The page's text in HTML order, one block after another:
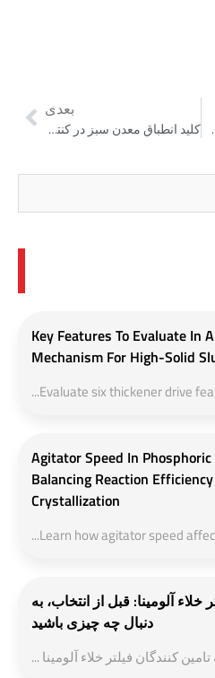
برای گیاه خود
بعدی
کلید انطباق معدن سبز در کنترل زباله های 2026 چیست؟
6 Key Features To Evaluate In
Mechanism For High-Solid
Evaluate six thickener drive
Agitator Speed In
Balancing Reaction
Crystallization
Learn how agitator speed
خلاء آلومینا: قبل از انتخاب، به
دنبال چه چیزی باشید
کنندگان فیلتر خلاء آلومینا ...